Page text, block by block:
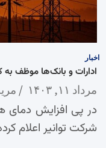
اخبار
ادارات و بانک‌ها موظف به کاهش ۶۰ درصدی
مرداد ۱۱, ۱۴۰۳
در پی افزایش دمای
شرکت توانیر اعلام